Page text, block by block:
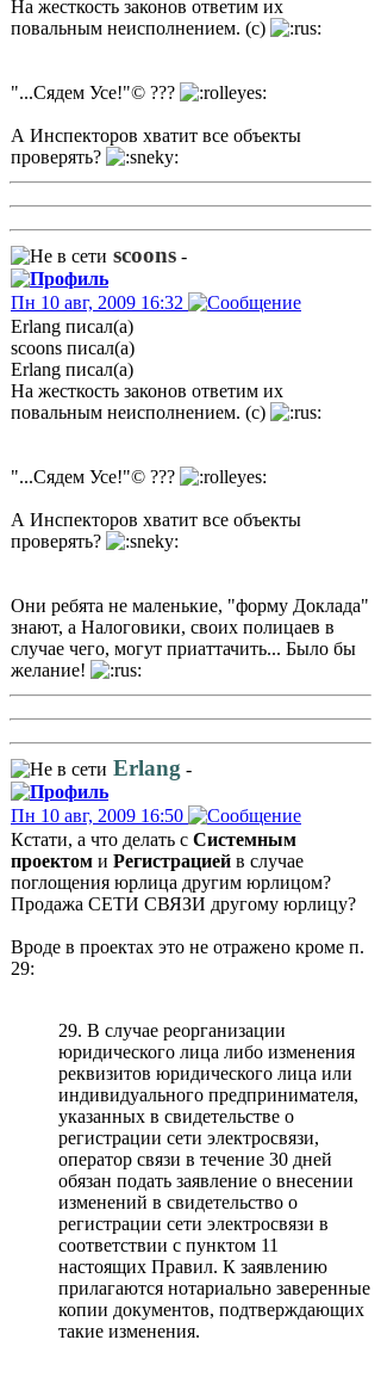
На жесткость законов ответим их
повальным неисполнением. (с)
"...Сядем Усе!"© ???
А Инспекторов хватит все объекты
проверять?
scoons -
Пн 10 авг, 2009 16:32
Erlang писал(а)
scoons писал(а)
Erlang писал(а)
На жесткость законов ответим их
повальным неисполнением. (с)
"...Сядем Усе!"© ???
А Инспекторов хватит все объекты
проверять?
Они ребята не маленькие, "форму Доклада"
знают, а Налоговики, своих полицаев в
случае чего, могут приаттачить... Было бы
желание!
Erlang -
Пн 10 авг, 2009 16:50
Кстати, а что делать с Системным
проектом и Регистрацией в случае
поглощения юрлица другим юрлицом?
Продажа СЕТИ СВЯЗИ другому юрлицу?
Вроде в проектах это не отражено кроме п.
29:
29. В случае реорганизации
юридического лица либо изменения
реквизитов юридического лица или
индивидуального предпринимателя,
указанных в свидетельстве о
регистрации сети электросвязи,
оператор связи в течение 30 дней
обязан подать заявление о внесении
изменений в свидетельство о
регистрации сети электросвязи в
соответствии с пунктом 11
настоящих Правил. К заявлению
прилагаются нотариально заверенные
копии документов, подтверждающих
такие изменения.